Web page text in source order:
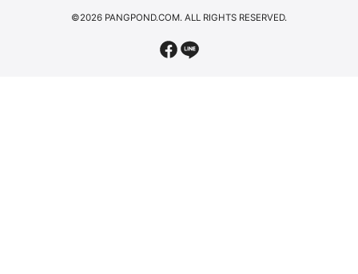
©2026 PANGPOND.COM. ALL RIGHTS RESERVED.